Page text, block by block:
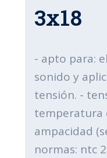
3x18
- apto para:
sonido y
tensión. -
temperatura
ampacidad
normas: ntc